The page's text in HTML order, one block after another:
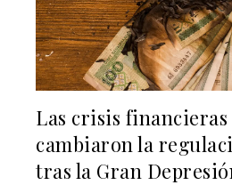
Las crisis financieras
cambiaron la
tras la Gran